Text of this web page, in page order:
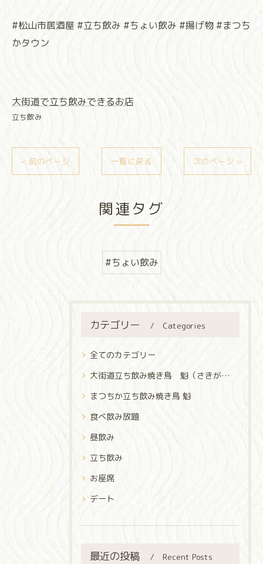
#松山市居酒屋 #立ち飲み #ちょい飲み #揚げ物 #まつち
かタウン
大街道で立ち飲みできるお店
立ち飲み
< 前のページ 一覧に戻る 次のページ >
関連タグ
#ちょい飲み
カテゴリー Categories
全てのカテゴリー
大街道立ち飲み焼き鳥 魁（さきがけ）
まつちか立ち飲み焼き鳥 魁
食べ飲み放題
昼飲み
立ち飲み
お座席
デート
最近の投稿 Recent Posts